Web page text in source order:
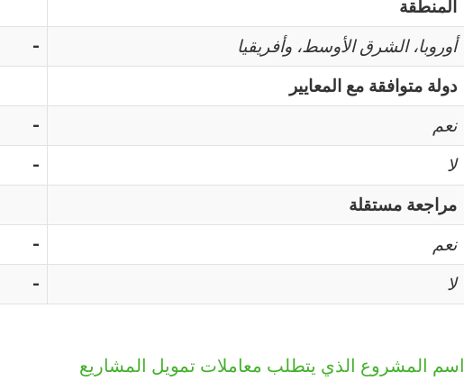
المنطقة
أوروبا، الشرق الأوسط، وأفريقيا
-
دولة متوافقة مع المعايير
نعم
-
لا
-
مراجعة مستقلة
نعم
-
لا
-
اسم المشروع الذي يتطلب معاملات تمويل المشاريع